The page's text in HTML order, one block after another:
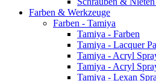
Farben & Werkzeuge
Farben - Tamiya
Tamiya - Farben
Tamiya - Lacquer
Tamiya - Acryl
Tamiya - Acryl
Tamiya - Lexan